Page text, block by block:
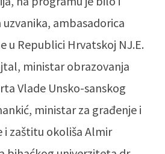
ambasadorica
u Republici Hrvatskoj NJ.E.
ministar obrazovanja
Vlade Unsko-sanskog
ministar za građenje i
i zaštitu okoliša Almir